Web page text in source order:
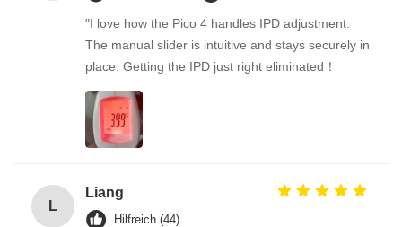
"I love how the Pico 4 handles IPD adjustment.
The manual slider is intuitive and stays securely in
place. Getting the IPD just right eliminated！
L
Liang
Hilfreich (44)